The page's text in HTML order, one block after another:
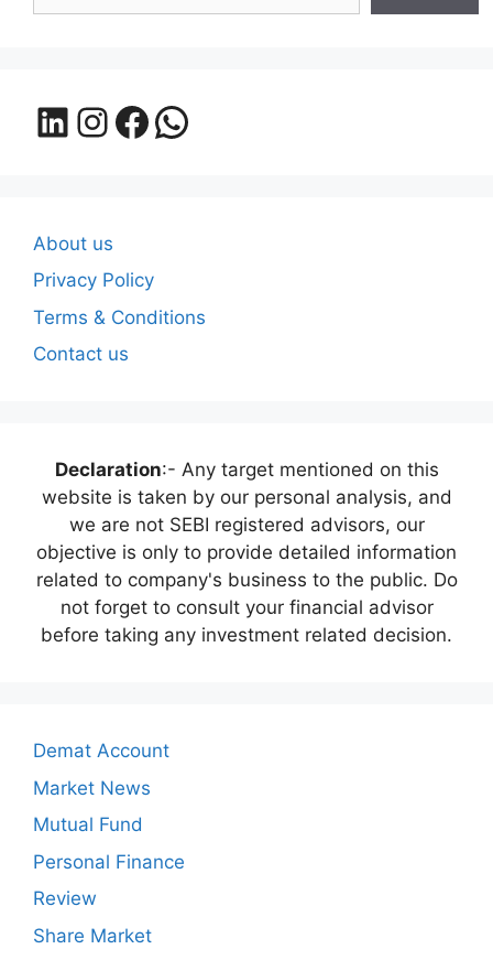
LinkedIn
Instagram
Facebook
WhatsApp
About us
Privacy Policy
Terms & Conditions
Contact us
Declaration:- Any target mentioned on this
website is taken by our personal analysis, and
we are not SEBI registered advisors, our
objective is only to provide detailed information
related to company's business to the public. Do
not forget to consult your financial advisor
before taking any investment related decision.
Demat Account
Market News
Mutual Fund
Personal Finance
Review
Share Market